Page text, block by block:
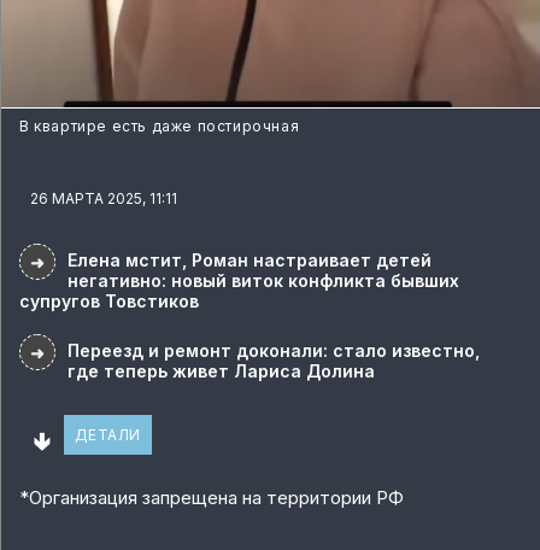
В квартире есть даже постирочная
26 МАРТА 2025, 11:11
➜
Елена мстит, Роман настраивает детей
негативно: новый виток конфликта бывших
супругов Товстиков
➜
Переезд и ремонт доконали: стало известно,
где теперь живет Лариса Долина
🢃 ДЕТАЛИ
*Организация запрещена на территории РФ